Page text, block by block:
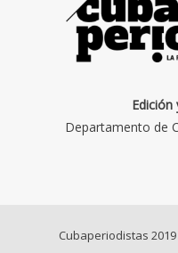
Edición
Departamento de
Cubaperiodistas 2019